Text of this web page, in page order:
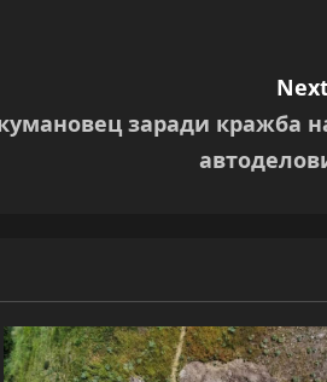
заради кражба